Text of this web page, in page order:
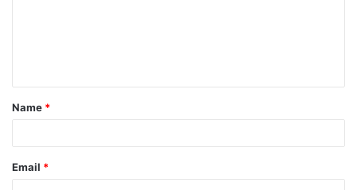
Name *
Email *